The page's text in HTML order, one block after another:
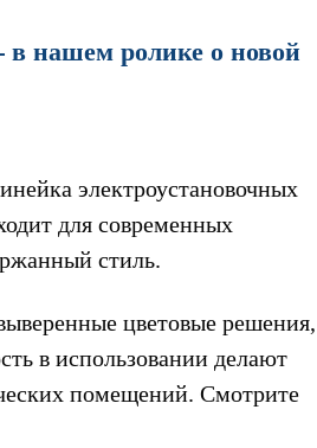
нашем ролике о новой
электроустановочных
для современных
стиль.
цветовые решения,
в использовании делают
помещений. Смотрите